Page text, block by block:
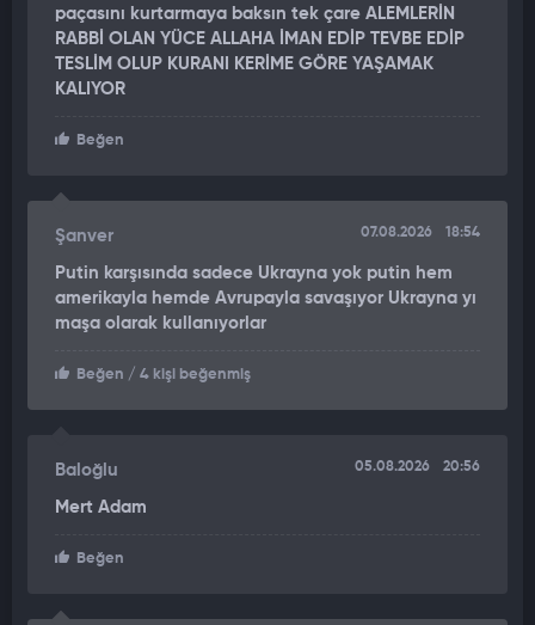
paçasını kurtarmaya baksın tek çare ALEMLERİN
RABBİ OLAN YÜCE ALLAHA İMAN EDİP TEVBE EDİP
TESLİM OLUP KURANI KERİME GÖRE YAŞAMAK
KALIYOR
Beğen
Şanver 07.08.2026 18:54
Putin karşısında sadece Ukrayna yok putin hem
amerikayla hemde Avrupayla savaşıyor Ukrayna yı
maşa olarak kullanıyorlar
Beğen / 4 kişi beğenmiş
Baloğlu 05.08.2026 20:56
Mert Adam
Beğen